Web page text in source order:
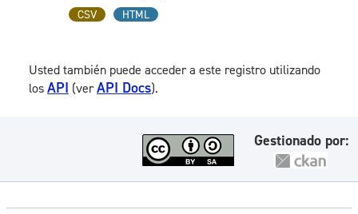
CSV HTML
Usted también puede acceder a este registro utilizando
los API (verAPI Docs).
Gestionado por: